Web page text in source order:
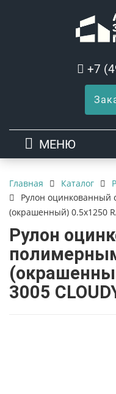
+7
МЕНЮ
Главная Каталог
Рулон
(окрашенный) 0.5x1250
Рулон
3005